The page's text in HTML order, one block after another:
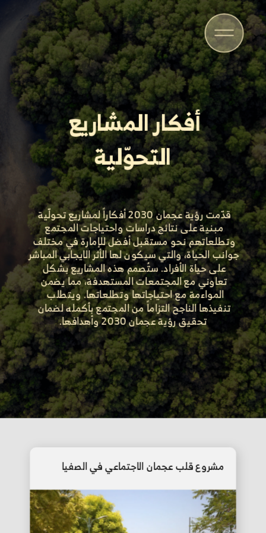
أفكار المشاريع
التحوّلية
قدّمت رؤية عجمان 2030 أفكاراً لمشاريع تحولّية
مبنية على نتائج دراسات واحتياجات المجتمع
جوانب الحياة، والتي سيكون لها الأثر الايجابي المباشر
على حياة الأفراد. ستُصمم هذه المشاريع بشكل
تعاوني مع المجتمعات المستهدفة، مما يضمن
المواءمة مع احتياجاتها وتطلعاتها. ويتطلب
تنفيذها الناجح التزاماً من المجتمع بأكمله لضمان
تحقيق رؤية عجمان 2030 وأهدافها.
مشروع قلب عجمان الاجتماعي في الصفيا